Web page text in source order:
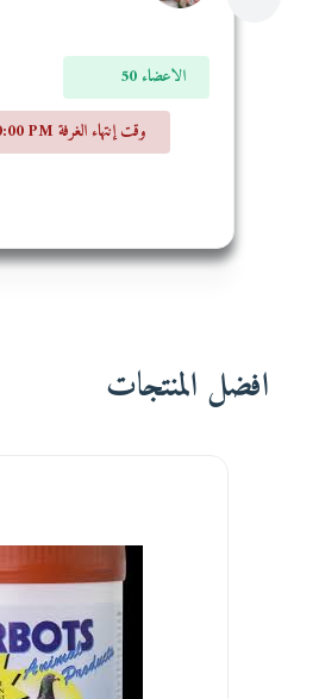
50 الاعضاء
14/07/2026 10:00 PM وقت إنتهاء الغرفة
افضل المنتجات